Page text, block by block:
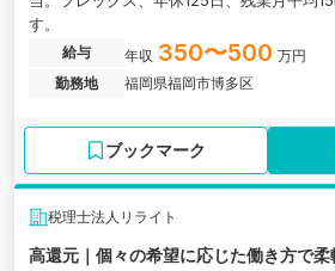
す。
給与 年収 350〜500 万円
勤務地
福岡県福岡市博多区
ブックマーク
税理士法人リライト
高還元｜個々の希望に応じた働き方で